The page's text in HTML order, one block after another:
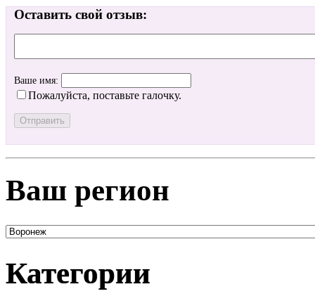
Оставить свой отзыв:
Ваше имя:
Пожалуйста, поставьте галочку.
Ваш регион
Категории